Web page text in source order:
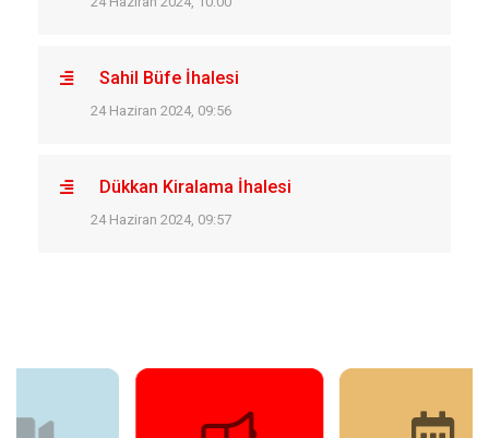
Sahil Büfe İhalesi
24 Haziran 2024, 09:56
Dükkan Kiralama İhalesi
24 Haziran 2024, 09:57